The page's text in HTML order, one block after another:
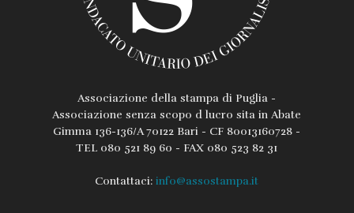
Associazione della stampa di Puglia -
Associazione senza scopo d lucro sita in Abate
Gimma 136-136/A 70122 Bari - CF 80013160728 -
TEL 080 521 89 60 - FAX 080 523 82 31
Contattaci:info@assostampa.it